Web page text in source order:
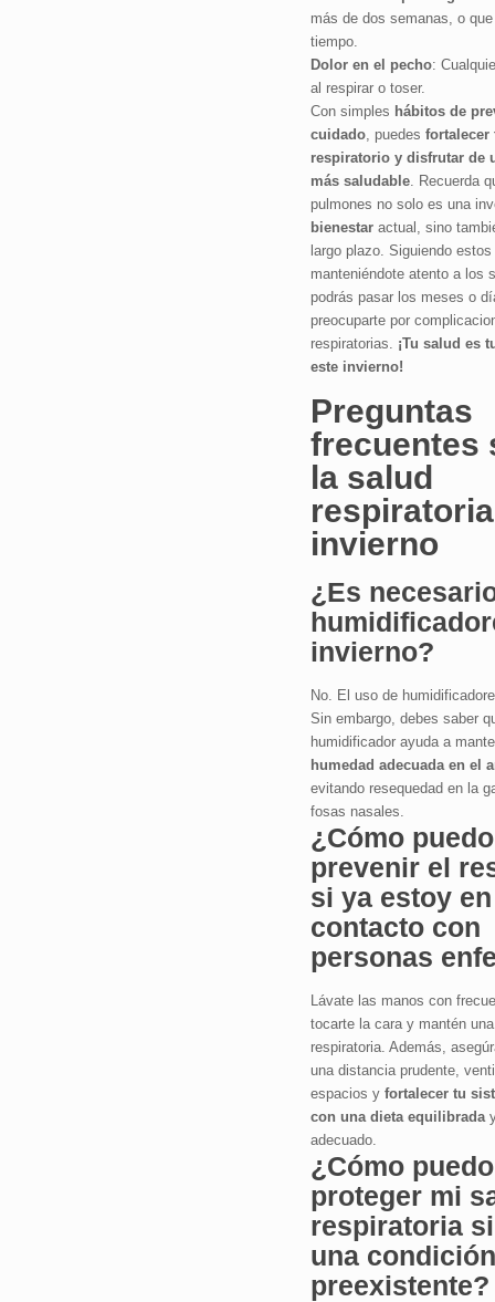
más de dos semanas, o
tiempo.
Dolor en el pecho:
al respirar o toser.
Con simples hábitos de
cuidado, puedes fortalecer
respiratorio y disfrutar de
más saludable. Recuerda
pulmones no solo es una
bienestaractual, sino
largo plazo. Siguiendo
manteniéndote atento a los
podrás pasar los meses o
preocuparte por
respiratorias. ¡Tu salud es
este invierno!
Preguntas
frecuentes
la salud
invierno
¿Es
invierno?
No. El uso de
Sin embargo, debes saber
humidificador ayuda a
humedad adecuada en el
evitando resequedad en la
fosas nasales.
¿Cómo puedo
prevenir el
si ya estoy en
contacto con
personas
Lávate las manos con
tocarte la cara y mantén
respiratoria. Además,
una distancia prudente,
espacios y fortalecer tu
con una dieta equilibraday
adecuado.
¿Cómo puedo
proteger mi
respiratoria
una condición
preexistente?